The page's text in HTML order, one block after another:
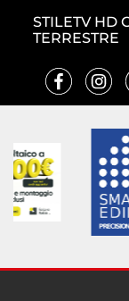
STILETV HD
TERRESTRE